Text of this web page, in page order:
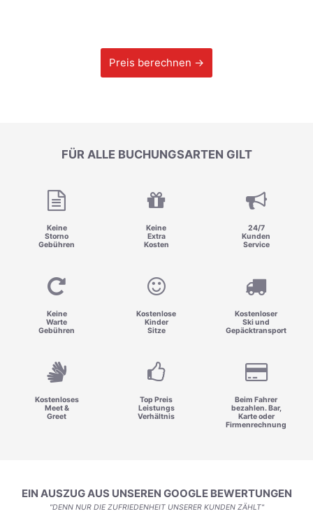
Preis berechnen →
FÜR ALLE BUCHUNGSARTEN GILT
Keine
Storno
Gebühren
Keine
Extra
Kosten
24/7
Kunden
Service
Keine
Warte
Gebühren
Kostenlose
Kinder
Sitze
Kostenloser
Ski und
Gepäcktransport
Kostenloses
Meet &
Greet
Top Preis
Leistungs
Verhältnis
Beim Fahrer
bezahlen. Bar,
Karte oder
Firmenrechnung
EIN AUSZUG AUS UNSEREN GOOGLE BEWERTUNGEN
"DENN NUR DIE ZUFRIEDENHEIT UNSERER KUNDEN ZÄHLT"